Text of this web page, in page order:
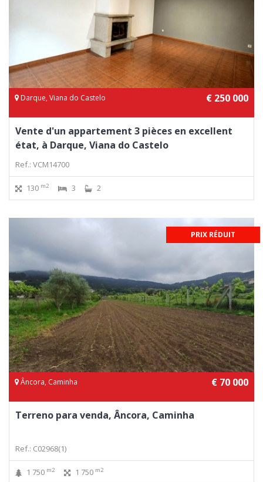
Darque, Viana do Castelo € 250 000
Vente d'un appartement 3 pièces en excellent
état, à Darque, Viana do Castelo
Ref.: VCM14700
130 m2 3 2
PRIX RÉDUIT
Âncora, Caminha € 70 000
Terreno para venda, Âncora, Caminha
Ref.: C02968(1)
1 750 m2 1 750 m2